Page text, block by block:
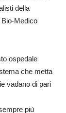
della
Medico
ospedale
che metta
vadano di pari
più